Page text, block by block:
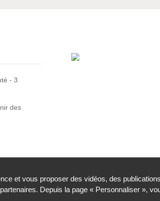
et vous proposer des vidéos, des
Depuis la page « Personnaliser »,
- 3
des